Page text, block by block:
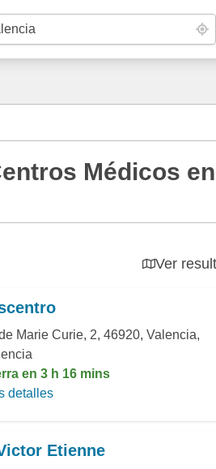
Médicos
Ver
Marie Curie, 2, 46920, Valencia,
en 3 h 16 mins
detalles
Etienne